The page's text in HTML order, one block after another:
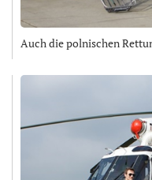
Auch die polnischen